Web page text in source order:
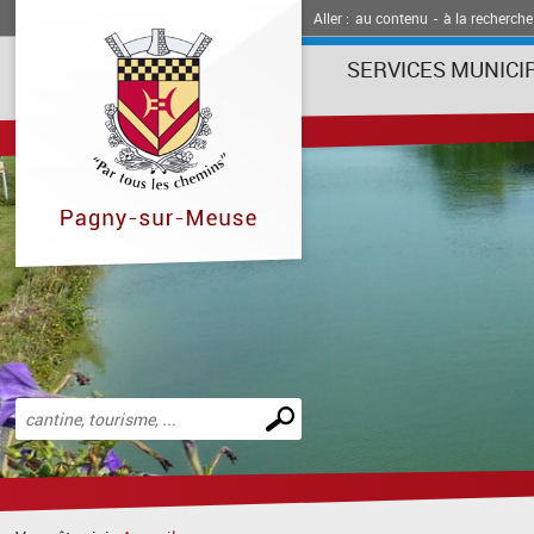
Aller : au contenu - à la recherche
SERVICES
Effectuer
une
recherche